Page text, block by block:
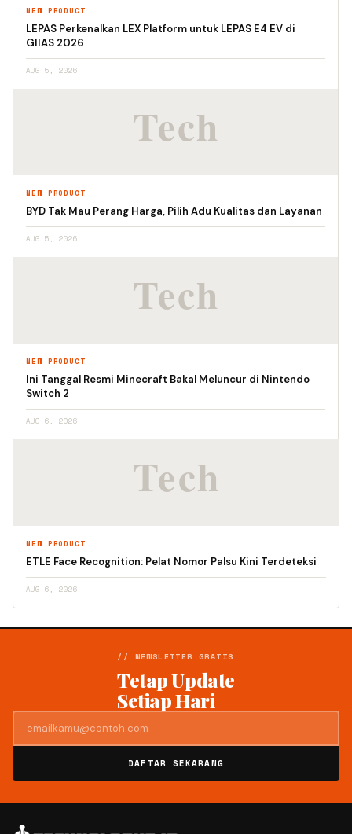
NEW PRODUCT
LEPAS Perkenalkan LEX Platform untuk LEPAS E4 EV di
GIIAS 2026
AUG 5, 2026
NEW PRODUCT
BYD Tak Mau Perang Harga, Pilih Adu Kualitas dan Layanan
AUG 5, 2026
NEW PRODUCT
Ini Tanggal Resmi Minecraft Bakal Meluncur di Nintendo
Switch 2
AUG 6, 2026
NEW PRODUCT
ETLE Face Recognition: Pelat Nomor Palsu Kini Terdeteksi
AUG 6, 2026
// NEWSLETTER GRATIS
Tetap Update
Setiap Hari
DAFTAR SEKARANG